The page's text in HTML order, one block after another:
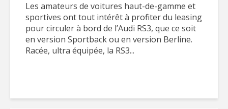
Les amateurs de voitures haut-de-gamme et
sportives ont tout intérêt à profiter du leasing
pour circuler à bord de l’Audi RS3, que ce soit
en version Sportback ou en version Berline.
Racée, ultra équipée, la RS3...